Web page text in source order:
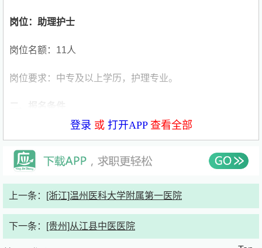
岗位：助理护士
岗位名额：11人
岗位要求：中专及以上学历，护理专业。
1. 遵纪守法、品行端正、廉洁自律、诚实守信、爱岗敬
登录 或 打开APP查看全部
上一条： [浙江]温州医科大学附属第一医院
下一条： [贵州]从江县中医医院